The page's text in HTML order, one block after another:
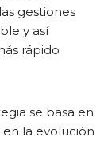
gestiones
y así
rápido
se basa en
la evolución